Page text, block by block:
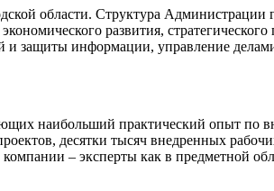
области. Структура Администрации
развития, стратегического
защиты информации, управление
наибольший практический опыт по
десятки тысяч внедренных
– эксперты как в предметной